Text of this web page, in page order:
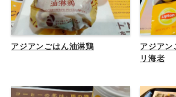
アジアンごはん油淋鶏
アジアン
リ海老